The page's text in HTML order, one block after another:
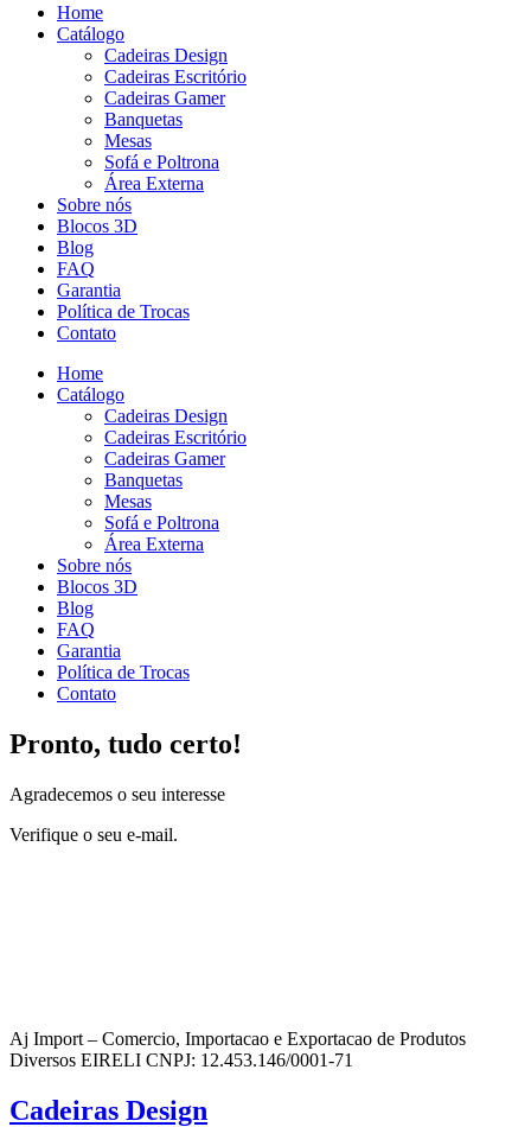
Home
Catálogo
Cadeiras Design
Cadeiras Escritório
Cadeiras Gamer
Banquetas
Mesas
Sofá e Poltrona
Área Externa
Sobre nós
Blocos 3D
Blog
FAQ
Garantia
Política de Trocas
Contato
Home
Catálogo
Cadeiras Design
Cadeiras Escritório
Cadeiras Gamer
Banquetas
Mesas
Sofá e Poltrona
Área Externa
Sobre nós
Blocos 3D
Blog
FAQ
Garantia
Política de Trocas
Contato
Pronto, tudo certo!
Agradecemos o seu interesse
Verifique o seu e-mail.
Aj Import – Comercio, Importacao e Exportacao de Produtos
Diversos EIRELI CNPJ: 12.453.146/0001-71
Cadeiras Design